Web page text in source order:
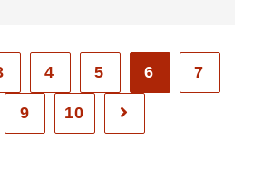
4 5 6 7
9 10